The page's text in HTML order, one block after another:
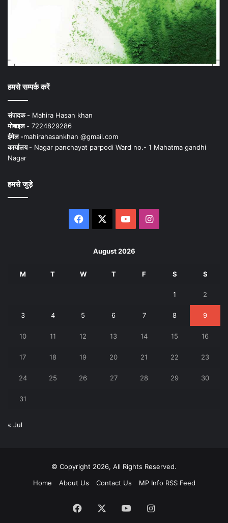
हमसे सम्पर्क करें
संपादक - Mahira Hasan khan
मोबाइल - 7224829286
ईमेल -mahirahasankhan @gmail.com
कार्यालय - Nagar panchayat parpodi Ward no.- 1 Mahatma gandhi
Nagar
हमसे जुड़े
Facebook YouTubeInstagram
August 2026
M T W T F S S
1 2
3 4 5 6 7 8 9
10 11 12 13 14 15 16
17 18 19 20 21 22 23
24 25 26 27 28 29 30
31
« Jul
© Copyright 2026, All Rights Reserved.
Home
About Us Contact Us MP Info RSS Feed
Facebook YouTubeInstagram